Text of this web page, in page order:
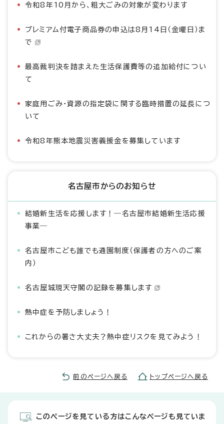
令和8年10月から、粗大ごみの対象が変わります
プレミアム付電子商品券の申込は8月14日（金曜日）ま
で
最高裁判決を踏まえた生活保護費等の追加給付につい
て
家庭用ごみ・資源の指定袋に関する臨時措置の延長につ
いて
令和8年熊本地震災害義援金を募集しています
名古屋市からのお知らせ
結婚新生活を応援します！―名古屋市結婚新生活応援
事業―
名古屋市こども誰でも通園制度（保護者の方へのご案
内）
名古屋城現天守閣の記録を募集します
熱中症を予防しましょう！
これからの暑さ大丈夫？熱中症リスクを見てみよう！
前のページへ戻る トップページへ戻る
このページを見ている方はこんなページも見ていま